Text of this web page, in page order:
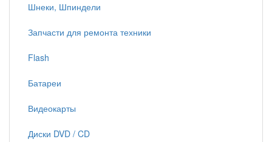
Шнеки, Шпиндели
Запчасти для ремонта техники
Flash
Батареи
Видеокарты
Диски DVD / CD